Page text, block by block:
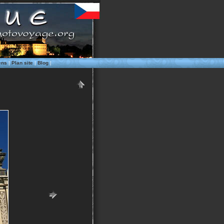
|Plan site|Blog|